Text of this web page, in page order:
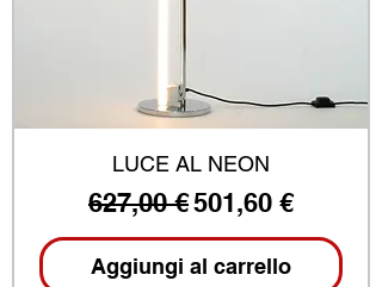
LUCE AL NEON
Prezzo regolare
627,00 €Prezzo scontato
501,60 €
Aggiungi al carrello